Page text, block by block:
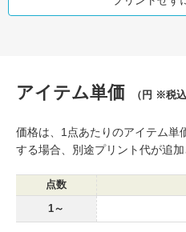
アイテム単価 （円 ※税込
価格は、1点あたりのアイテム単
する場合、別途プリント代が追加
点数
1～